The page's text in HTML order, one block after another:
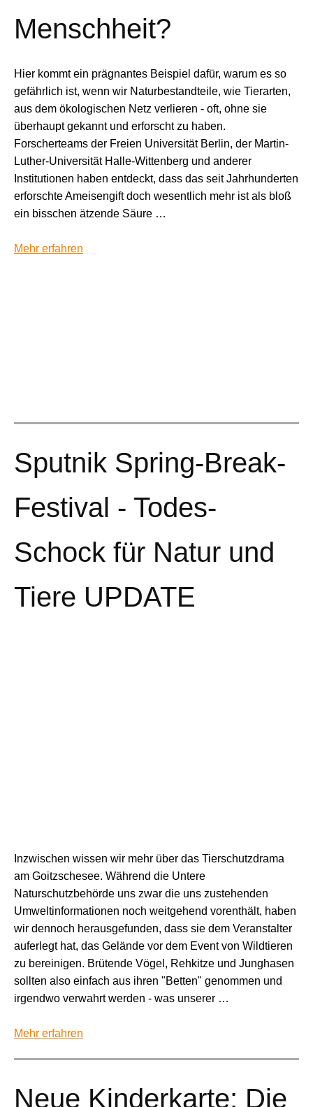
Menschheit?
Hier kommt ein prägnantes Beispiel dafür, warum es so
gefährlich ist, wenn wir Naturbestandteile, wie Tierarten,
aus dem ökologischen Netz verlieren - oft, ohne sie
überhaupt gekannt und erforscht zu haben.
Forscherteams der Freien Universität Berlin, der Martin-
Luther-Universität Halle-Wittenberg und anderer
Institutionen haben entdeckt, dass das seit Jahrhunderten
erforschte Ameisengift doch wesentlich mehr ist als bloß
ein bisschen ätzende Säure …
Mehr erfahren
Sputnik Spring-Break-
Festival - Todes-
Schock für Natur und
Tiere UPDATE
Inzwischen wissen wir mehr über das Tierschutzdrama
am Goitzschesee. Während die Untere
Naturschutzbehörde uns zwar die uns zustehenden
Umweltinformationen noch weitgehend vorenthält, haben
wir dennoch herausgefunden, dass sie dem Veranstalter
auferlegt hat, das Gelände vor dem Event von Wildtieren
zu bereinigen. Brütende Vögel, Rehkitze und Junghasen
sollten also einfach aus ihren "Betten" genommen und
irgendwo verwahrt werden - was unserer …
Mehr erfahren
Neue Kinderkarte: Die